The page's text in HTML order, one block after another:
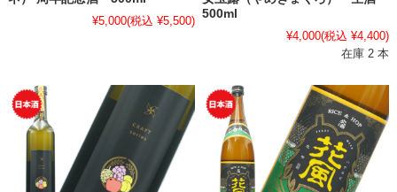
¥5,000(税込 ¥5,500)
500ml
¥4,000(税込 ¥4,400)
在庫 2 本